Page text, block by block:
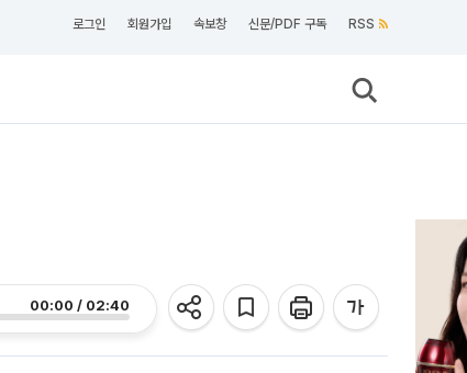
로그인 회원가입 속보창 신문/PDF 구독 RSS
00:00 / 02:40